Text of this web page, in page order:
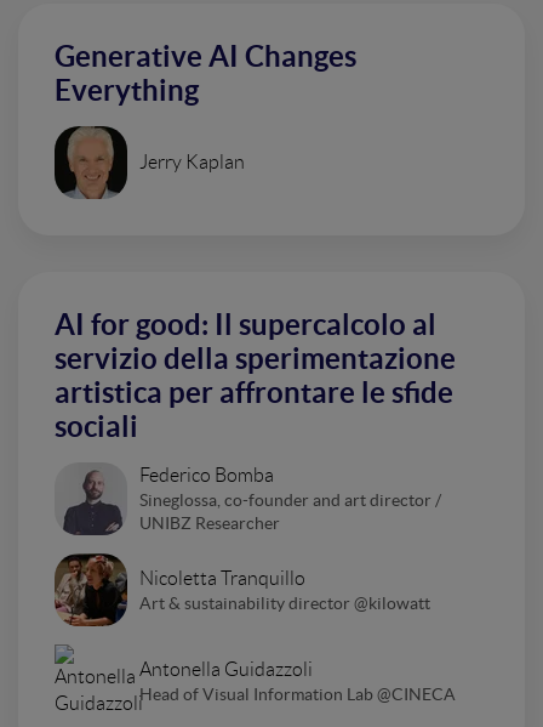
Generative AI Changes
Everything
Jerry Kaplan
AI for good: Il supercalcolo al
servizio della sperimentazione
artistica per affrontare le sfide
sociali
Federico Bomba
Sineglossa, co-founder and art director /
UNIBZ Researcher
Nicoletta Tranquillo
Art & sustainability director @kilowatt
Antonella Guidazzoli
Head of Visual Information Lab @CINECA